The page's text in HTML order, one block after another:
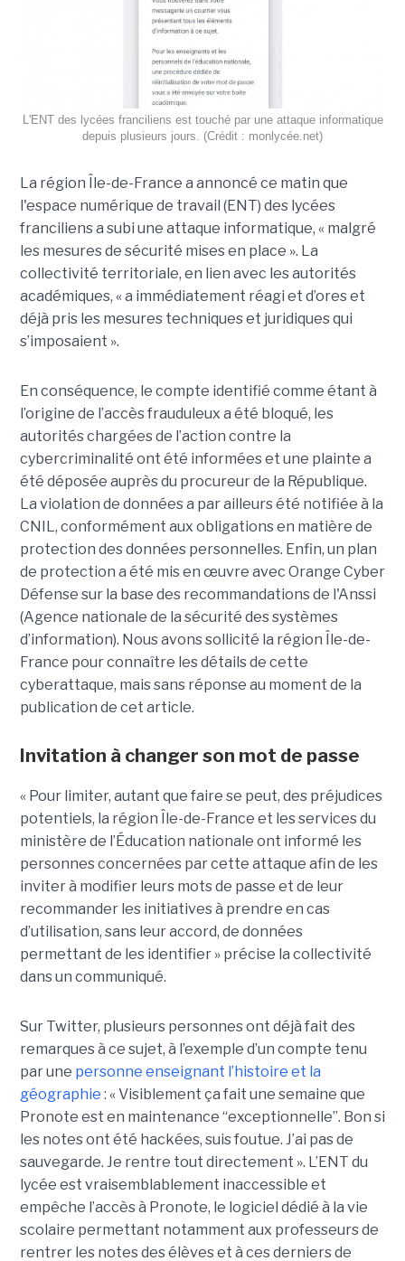
L'ENT des lycées franciliens est touché par une attaque informatique
depuis plusieurs jours. (Crédit : monlycée.net)
La région Île-de-France a annoncé ce matin que
l'espace numérique de travail (ENT) des lycées
franciliens a subi une attaque informatique, « malgré
les mesures de sécurité mises en place ». La
collectivité territoriale, en lien avec les autorités
académiques, « a immédiatement réagi et d’ores et
déjà pris les mesures techniques et juridiques qui
s’imposaient ».
En conséquence, le compte identifié comme étant à
l’origine de l’accès frauduleux a été bloqué, les
autorités chargées de l’action contre la
cybercriminalité ont été informées et une plainte a
été déposée auprès du procureur de la République.
La violation de données a par ailleurs été notifiée à la
CNIL, conformément aux obligations en matière de
protection des données personnelles. Enfin, un plan
de protection a été mis en œuvre avec Orange Cyber
Défense sur la base des recommandations de l'Anssi
(Agence nationale de la sécurité des systèmes
d’information). Nous avons sollicité la région Île-de-
France pour connaître les détails de cette
cyberattaque, mais sans réponse au moment de la
publication de cet article.
Invitation à changer son mot de passe
« Pour limiter, autant que faire se peut, des préjudices
potentiels, la région Île-de-France et les services du
ministère de l’Éducation nationale ont informé les
personnes concernées par cette attaque afin de les
inviter à modifier leurs mots de passe et de leur
recommander les initiatives à prendre en cas
d’utilisation, sans leur accord, de données
permettant de les identifier » précise la collectivité
dans un communiqué.
Sur Twitter, plusieurs personnes ont déjà fait des
remarques à ce sujet, à l’exemple d’un compte tenu
par une personne enseignant l’histoire et la
géographie : « Visiblement ça fait une semaine que
Pronote est en maintenance “exceptionnelle”. Bon si
les notes ont été hackées, suis foutue. J’ai pas de
sauvegarde. Je rentre tout directement ». L’ENT du
lycée est vraisemblablement inaccessible et
empêche l’accès à Pronote, le logiciel dédié à la vie
scolaire permettant notamment aux professeurs de
rentrer les notes des élèves et à ces derniers de